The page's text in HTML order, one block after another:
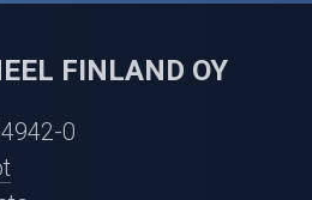
FINLAND OY
0